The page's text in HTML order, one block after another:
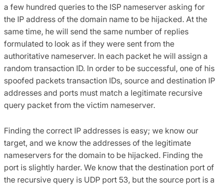
a few hundred queries to the ISP nameserver asking for
the IP address of the domain name to be hijacked. At the
same time, he will send the same number of replies
formulated to look as if they were sent from the
authoritative nameserver. In each packet he will assign a
random transaction ID. In order to be successful, one of his
spoofed packets transaction IDs, source and destination IP
addresses and ports must match a legitimate recursive
query packet from the victim nameserver.
Finding the correct IP addresses is easy; we know our
target, and we know the addresses of the legitimate
nameservers for the domain to be hijacked. Finding the
port is slightly harder. We know that the destination port of
the recursive query is UDP port 53, but the source port is a